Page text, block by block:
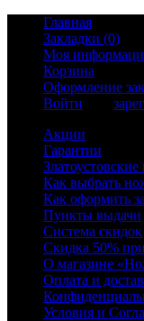
Главная
Закладки (0)
Моя
Корзина
Оформление
Войти
Акции
Гарантии
Как выбрать
Как оформить
Пункты выдачи
Система скидок
Скидка 50%
О магазине
Оплата и
Условия и